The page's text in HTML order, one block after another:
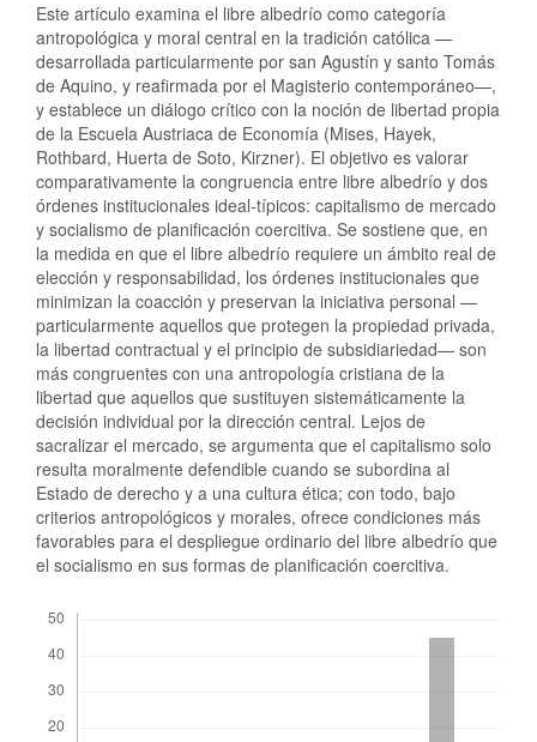
Este artículo examina el libre albedrío como categoría
antropológica y moral central en la tradición católica —
desarrollada particularmente por san Agustín y santo Tomás
de Aquino, y reafirmada por el Magisterio contemporáneo—,
y establece un diálogo crítico con la noción de libertad propia
de la Escuela Austriaca de Economía (Mises, Hayek,
Rothbard, Huerta de Soto, Kirzner). El objetivo es valorar
comparativamente la congruencia entre libre albedrío y dos
órdenes institucionales ideal‑típicos: capitalismo de mercado
y socialismo de planificación coercitiva. Se sostiene que, en
la medida en que el libre albedrío requiere un ámbito real de
elección y responsabilidad, los órdenes institucionales que
minimizan la coacción y preservan la iniciativa personal —
particularmente aquellos que protegen la propiedad privada,
la libertad contractual y el principio de subsidiariedad— son
más congruentes con una antropología cristiana de la
libertad que aquellos que sustituyen sistemáticamente la
decisión individual por la dirección central. Lejos de
sacralizar el mercado, se argumenta que el capitalismo solo
resulta moralmente defendible cuando se subordina al
Estado de derecho y a una cultura ética; con todo, bajo
criterios antropológicos y morales, ofrece condiciones más
favorables para el despliegue ordinario del libre albedrío que
el socialismo en sus formas de planificación coercitiva.